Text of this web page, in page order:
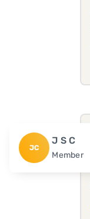
JC
J S C
Member